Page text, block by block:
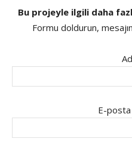
Bu projeyle ilgili daha
Formu doldurun,
E-